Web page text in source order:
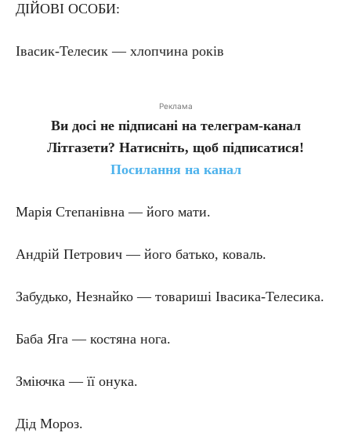
ДІЙОВІ ОСОБИ:
Івасик-Телесик — хлопчина років
Реклама
Ви досі не підписані на телеграм-канал
Літгазети? Натисніть, щоб підписатися!
Посилання на канал
Марія Степанівна — його мати.
Андрій Петрович — його батько, коваль.
Забудько, Незнайко — товариші Івасика-Телесика.
Баба Яга — костяна нога.
Зміючка — її онука.
Дід Мороз.